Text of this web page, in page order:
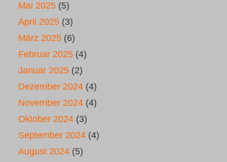
Mai 2025 (5)
April 2025 (3)
März 2025 (6)
Februar 2025 (4)
Januar 2025 (2)
Dezember 2024 (4)
November 2024 (4)
Oktober 2024 (3)
September 2024 (4)
August 2024 (5)